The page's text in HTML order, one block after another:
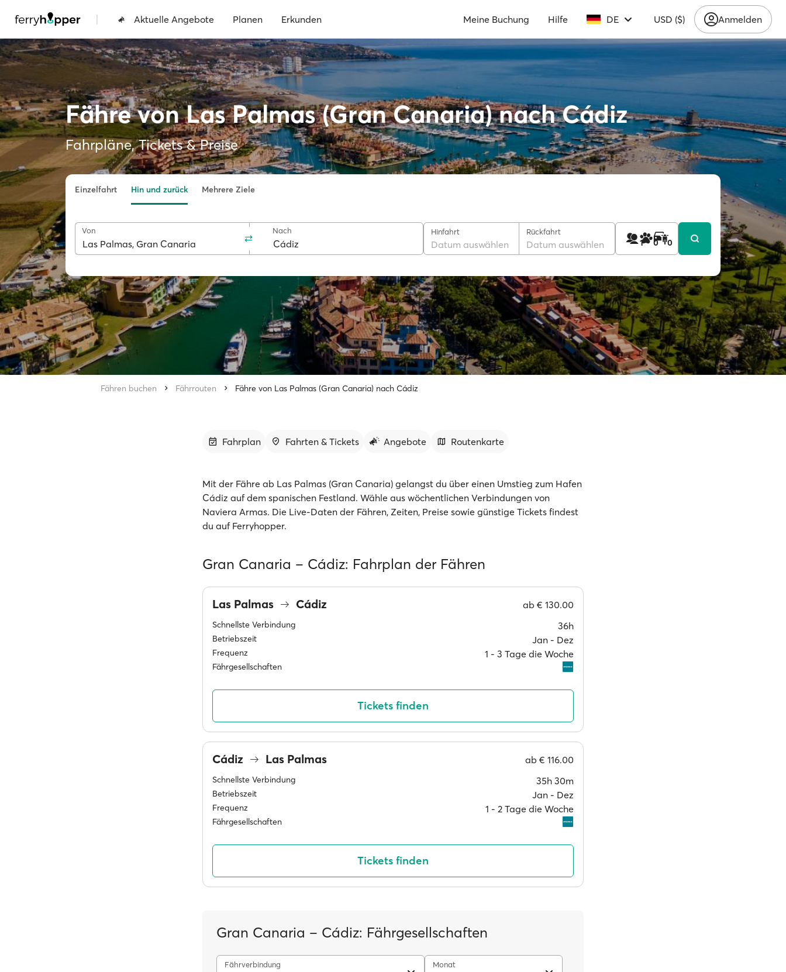
| Aktuelle Angebote Planen Erkunden Meine Buchung Hilfe DE USD ($) Anmelden
Fähre von Las Palmas (Gran Canaria) nach Cádiz
Fahrpläne, Tickets & Preise
Einzelfahrt Hin und zurück Mehrere Ziele
Von Nach Hinfahrt
Datum auswählen
Rückfahrt
Datum auswählen 1 0 0
Fähren buchen Fährrouten Fähre von Las Palmas (Gran Canaria) nach Cádiz
Fahrplan Fahrten & Tickets Angebote Routenkarte
Mit der Fähre ab Las Palmas (Gran Canaria) gelangst du über einen Umstieg zum Hafen
Cádiz auf dem spanischen Festland. Wähle aus wöchentlichen Verbindungen von
Naviera Armas. Die Live-Daten der Fähren, Zeiten, Preise sowie günstige Tickets findest
du auf Ferryhopper.
Gran Canaria – Cádiz: Fahrplan der Fähren
Las Palmas Cádiz ab € 130.00
Schnellste Verbindung 36h
Betriebszeit Jan ‐ Dez
Frequenz 1 ‐ 3 Tage die Woche
Fährgesellschaften
Tickets finden
Cádiz Las Palmas ab € 116.00
Schnellste Verbindung 35h 30m
Betriebszeit Jan ‐ Dez
Frequenz 1 ‐ 2 Tage die Woche
Fährgesellschaften
Tickets finden
Gran Canaria – Cádiz: Fährgesellschaften
Fährverbindung Monat